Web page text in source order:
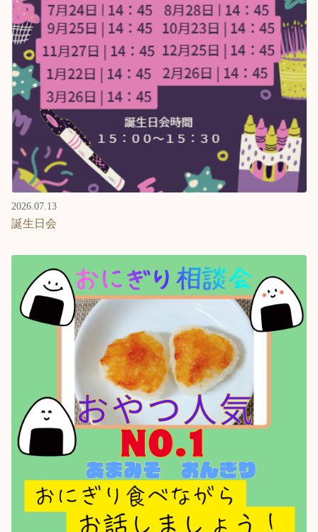
2026.07.13
誕生日会